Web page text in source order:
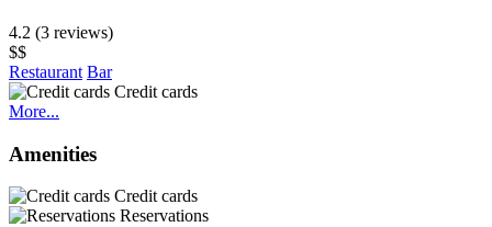
4.2 (3 reviews)
$$
Restaurant Bar
Credit cards
More...
Amenities
Credit cards
Reservations